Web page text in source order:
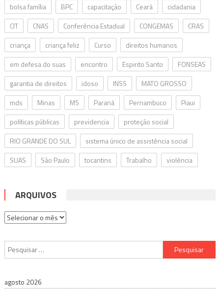
bolsa família
BPC capacitação Ceará
cidadania
CIT
CNAS Conferência Estadual CONGEMAS
CRAS
criança
criança feliz Curso
direitos humanos
em defesa do suas
encontro Espirito Santo
FONSEAS
garantia de direitos
idoso INSS
MATO GROSSO
mds
Minas MS Paraná Pernambuco
Piaui
políticas públicas
previdencia
proteção social
RIO GRANDE DO SUL
sistema único de assistência social
SUAS
São Paulo tocantins Trabalho violência
ARQUIVOS
Arquivos
Pesquisar
por:
agosto 2026